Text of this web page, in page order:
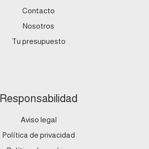
Contacto
Nosotros
Tu presupuesto
Responsabilidad
Aviso legal
Política de privacidad